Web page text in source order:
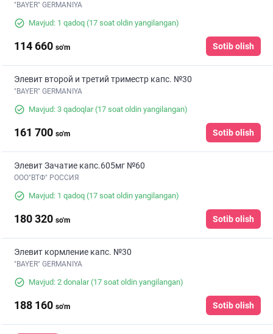
"BAYER" GERMANIYA
Mavjud: 1 qadoq (17 soat oldin yangilangan)
114 660 so'm Sotib olish
Элевит второй и третий триместр капс. №30
"BAYER" GERMANIYA
Mavjud: 3 qadoqlar(17 soat oldin yangilangan)
161 700 so'm Sotib olish
Элевит Зачатие капс.605мг №60
ООО"ВТФ" РОССИЯ
Mavjud: 1 qadoq (17 soat oldin yangilangan)
180 320 so'm Sotib olish
Элевит кормление капс. №30
"BAYER" GERMANIYA
Mavjud: 2 donalar(17 soat oldin yangilangan)
188 160 so'm Sotib olish